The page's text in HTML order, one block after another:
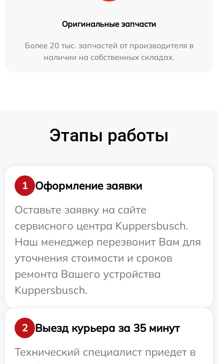
Оригинальные запчасти
Более 20 тыс. запчастей от производителя в
наличии на собственных складах.
Этапы работы
1
Оформление заявки
Оставьте заявку на сайте
сервисного центра Kuppersbusch.
Наш менеджер перезвонит Вам для
уточнения стоимости и сроков
ремонта Вашего устройства
Kuppersbusch.
2
Выезд курьера за 35 минут
Технический специалист приедет в